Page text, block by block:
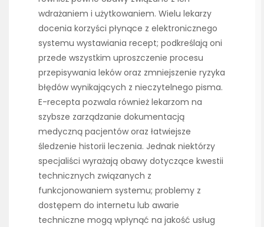
wdrażaniem i użytkowaniem. Wielu lekarzy
docenia korzyści płynące z elektronicznego
systemu wystawiania recept; podkreślają oni
przede wszystkim uproszczenie procesu
przepisywania leków oraz zmniejszenie ryzyka
błędów wynikających z nieczytelnego pisma.
E-recepta pozwala również lekarzom na
szybsze zarządzanie dokumentacją
medyczną pacjentów oraz łatwiejsze
śledzenie historii leczenia. Jednak niektórzy
specjaliści wyrażają obawy dotyczące kwestii
technicznych związanych z
funkcjonowaniem systemu; problemy z
dostępem do internetu lub awarie
techniczne mogą wpłynąć na jakość usług